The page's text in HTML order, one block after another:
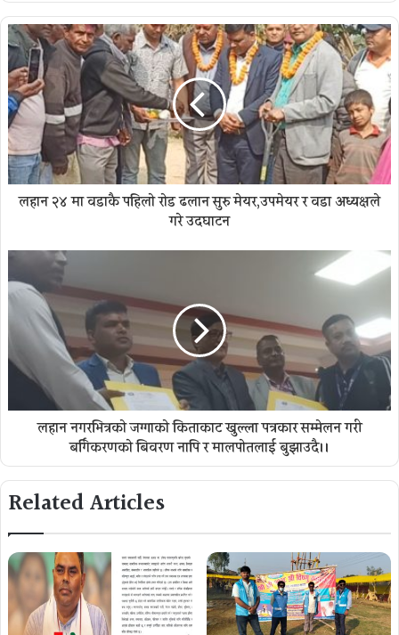
लहान २४ मा वडाकै पहिलाे राेड ढलान सुरु मेयर,उपमेयर र वडा अध्यक्षले
गरे उदघाटन
लहान नगरभित्रकाे जग्गाकाे किताकाट खुल्ला पत्रकार सम्मेलन गरी
बर्गिकरणकाे बिवरण नापि र मालपाेतलाई बुझाउदै।।
Related Articles